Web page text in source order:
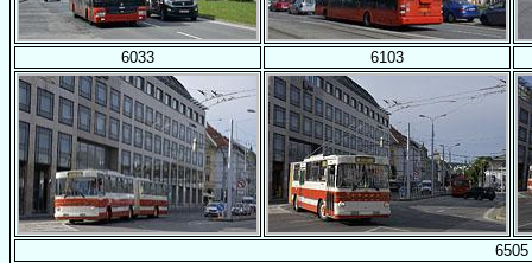
6033 6103
6505